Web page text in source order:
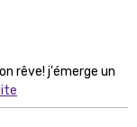
rêve! j'émerge un